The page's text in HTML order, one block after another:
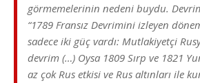
görmemelerinin nedeni buydu.
“1789 Fransız Devrimini izleyen
sadece iki güç vardı: Mutlakiyetçi
devrim (…) Oysa 1809 Sırp ve 1821
az çok Rus etkisi ve Rus altınları ile